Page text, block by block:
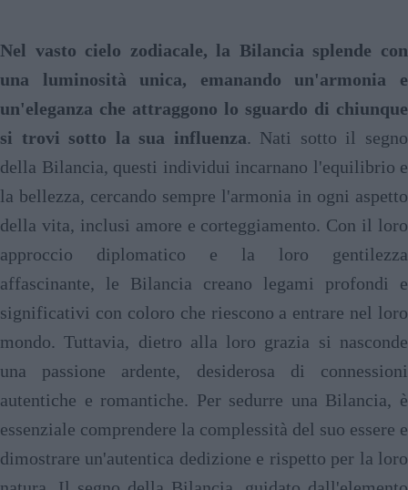
Nel vasto cielo zodiacale, la Bilancia splende con
una luminosità unica, emanando un'armonia e
un'eleganza che attraggono lo sguardo di chiunque
si trovi sotto la sua influenza. Nati sotto il segno
della Bilancia, questi individui incarnano l'equilibrio e
la bellezza, cercando sempre l'armonia in ogni aspetto
della vita, inclusi amore e corteggiamento. Con il loro
approccio diplomatico e la loro gentilezza
affascinante, le Bilancia creano legami profondi e
significativi con coloro che riescono a entrare nel loro
mondo. Tuttavia, dietro alla loro grazia si nasconde
una passione ardente, desiderosa di connessioni
autentiche e romantiche. Per sedurre una Bilancia, è
essenziale comprendere la complessità del suo essere e
dimostrare un'autentica dedizione e rispetto per la loro